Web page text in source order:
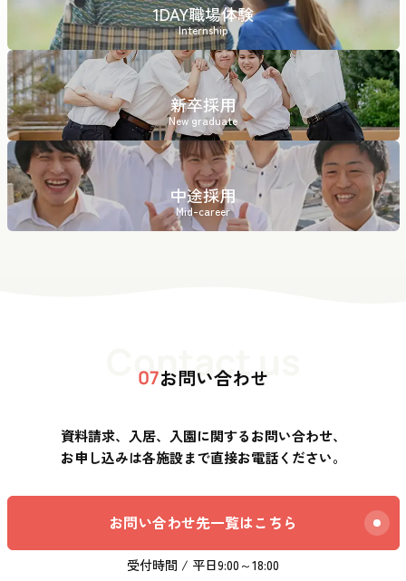
1DAY職場体験
Internship
新卒採用
New graduate
中途採用
Mid-career
Contact us
07お問い合わせ
資料請求、入居、入園に関するお問い合わせ、
お申し込みは各施設まで直接お電話ください。
お問い合わせ先一覧はこちら
受付時間 / 平日9:00～18:00